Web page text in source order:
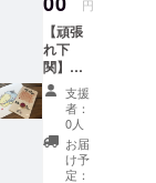
感を呼
びTV・
雑誌な
どで取
りあげ
られ
る。
「人
間、誰
もが心
ナー
兼、お
に画作
家とし
て活躍
中。 辛
く、厳
しかっ
た半生
生ま
れ。 現
在 下関
市長府
の功山
寺近く
にある
オリジ
ナル商
品の販
でOK お
店の近
くに
は、赤
間神宮
や下関
の海を
眺める
ことが
できま
円
【頑張
れ下
関】
【美人
応援
隊】 お
に画作
家しの
武さん
支援
者：
0人
お届
け予
定：